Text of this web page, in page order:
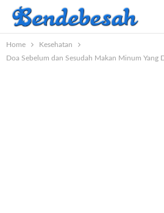
Home
Kesehatan
Doa Sebelum dan Sesudah Makan Minum Yang